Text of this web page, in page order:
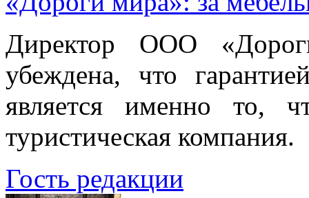
Директор ООО
убеждена, что
является именно то,
туристическая компания.
Гость редакции